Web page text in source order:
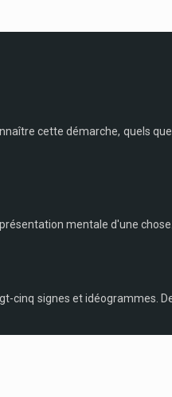
cette démarche, quels
mentale d'une
signes et idéogrammes.